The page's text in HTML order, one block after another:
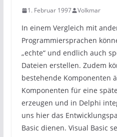
1. Februar 1997 Volkmar
In einem Vergleich mit
Programmiersprachen
„echte“ und endlich auch
Dateien erstellen. Zudem
bestehende Komponenten
Komponenten für eine
erzeugen und in Delphi
uns hier das
Basic dienen. Visual Basic